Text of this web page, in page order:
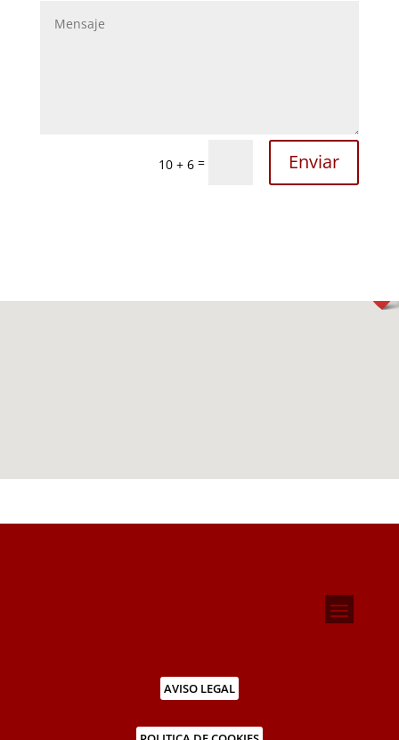
10 + 6 = Enviar
AVISO LEGAL